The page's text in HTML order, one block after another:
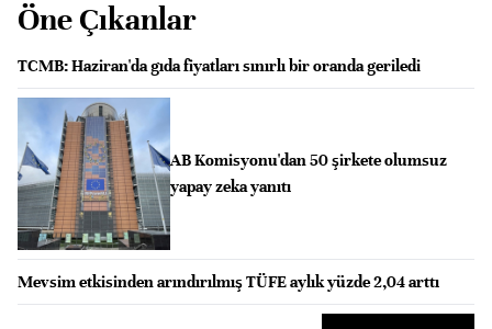
Öne Çıkanlar
TCMB: Haziran'da gıda fiyatları sınırlı bir oranda geriledi
AB Komisyonu'dan 50 şirkete olumsuz
yapay zeka yanıtı
Mevsim etkisinden arındırılmış TÜFE aylık yüzde 2,04 arttı